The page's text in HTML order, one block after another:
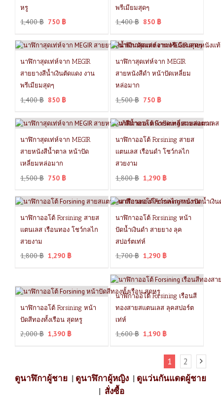
หรู
1,400฿ 750 ฿
พรีเมียมสุดๆ
1,400฿ 850 ฿
นาฬิกาสุดเท่ห์จาก MEGIR
สายยางสีน้ำเงินตัดแดง งาน
พรีเมียมสุดๆ
1,400฿ 850 ฿
นาฬิกาสุดเท่ห์จาก MEGIR
สายหนังสีดำ หน้าปัดเหลี่ยม
หล่อมาก
1,500฿ 750 ฿
นาฬิกาสุดเท่ห์จาก MEGIR
สายหนังสีน้ำตาล หน้าปัด
เหลี่ยมหล่อมาก
1,500฿ 750 ฿
นาฬิกาออโต้ Forsining สายส
แตนเลส เรือนดำ โชว์กลไก
สวยงาม
1,800฿ 1,290 ฿
นาฬิกาออโต้ Forsining สายส
แตนเลส เรือนทอง โชว์กลไก
สวยงาม
1,800฿ 1,290 ฿
นาฬิกาออโต้ Forsining หน้า
ปัดน้ำเงินดำ สายยาง ลุค
สปอร์ตเท่ห์
1,700฿ 1,290 ฿
นาฬิกาออโต้ Forsining หน้า
ปัดสีทองทั้งเรือน สุดหรู
2,000฿ 1,390 ฿
นาฬิกาออโต้ Forsining เรือนสี
ทองสายสแตนเลส ลุคสปอร์ต
เท่ห์
1,600฿ 1,190 ฿
1
2
ดูนาฬิกาผู้ชาย | ดูนาฬิกาผู้หญิง | ดูแว่นกันแดดผู้ชาย
| สั่งซื้อ